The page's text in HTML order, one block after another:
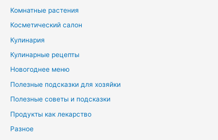
Комнатные растения
Косметический салон
Кулинария
Кулинарные рецепты
Новогоднее меню
Полезные подсказки для хозяйки
Полезные советы и подсказки
Продукты как лекарство
Разное